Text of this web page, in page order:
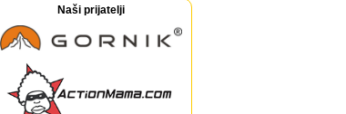
Naši prijatelji